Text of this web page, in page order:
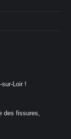
Loir !
des fissures,